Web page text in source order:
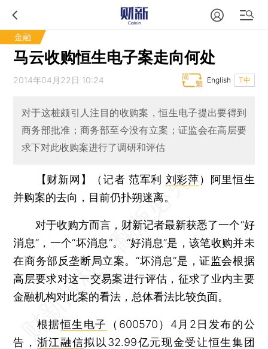
金融
马云收购恒生电子案走向何处
2014年04月22日 10:24 T中
English
对于这桩颇引人注目的收购案，恒生电子提出要得到
商务部批准；商务部至今没有立案；证监会在高层要
求下对此收购案进行了调研和评估
【财新网】（记者 范军利 刘彩萍） 阿里恒生
并购案的去向，目前仍扑朔迷离。
对于收购方而言，财新记者最新获悉了一个“好
消息”，一个“坏消息”。 “好消息”是，该笔收购并未
在商务部反垄断局立案。“坏消息”是，证监会根据
高层要求对这一交易案进行评估，征求了业内主要
金融机构对此案的看法，总体看法比较负面。
根据恒生电子
（600570）4月2日发布的公
告， 浙江融信拟以32.99亿元现金受让恒生集团